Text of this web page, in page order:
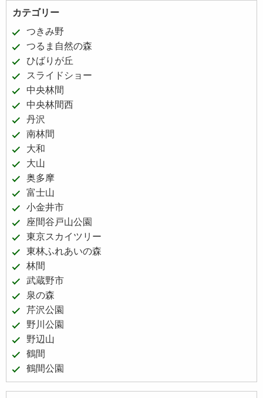
カテゴリー
つきみ野
つるま自然の森
ひばりが丘
スライドショー
中央林間
中央林間西
丹沢
南林間
大和
大山
奥多摩
富士山
小金井市
座間谷戸山公園
東京スカイツリー
東林ふれあいの森
林間
武蔵野市
泉の森
芹沢公園
野川公園
野辺山
鶴間
鶴間公園